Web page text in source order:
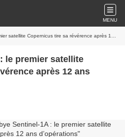
MENU
Copernicus tire sa révérence après 12 ans d’opérations
le premier satellite
après 12 ans